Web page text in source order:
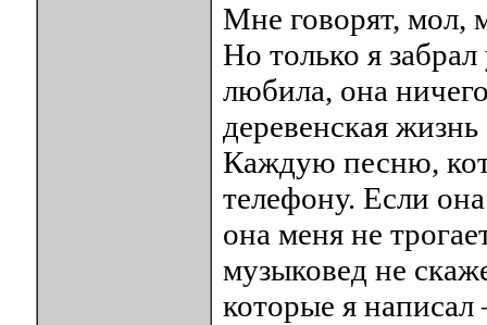
Мне говорят, мол,
Но только я
любила, она
деревенская
Каждую песню,
телефону. Если
она меня не
музыковед не
которые я